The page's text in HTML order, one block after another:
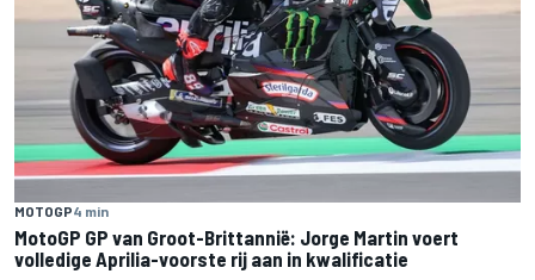
MOTOGP4 min
MotoGP GP van Groot-Brittannië: Jorge Martin voert
volledige Aprilia-voorste rij aan in kwalificatie